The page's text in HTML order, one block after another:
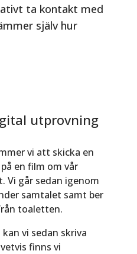
ta kontakt med
själv hur
utprovning
vi att skicka en
en film om vår
Vi går sedan igenom
samtalet samt ber
toaletten.
vi sedan skriva
finns vi